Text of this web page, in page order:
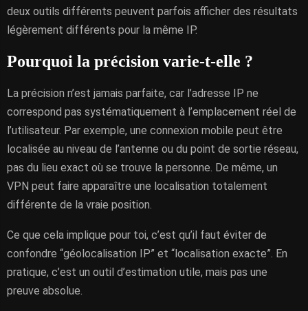
deux outils différents peuvent parfois afficher des résultats
légèrement différents pour la même IP.
Pourquoi la précision varie-t-elle ?
La précision n’est jamais parfaite, car l’adresse IP ne
correspond pas systématiquement à l’emplacement réel de
l’utilisateur. Par exemple, une connexion mobile peut être
localisée au niveau de l’antenne ou du point de sortie réseau,
pas du lieu exact où se trouve la personne. De même, un
VPN peut faire apparaître une localisation totalement
différente de la vraie position.
Ce que cela implique pour toi, c’est qu’il faut éviter de
confondre “géolocalisation IP” et “localisation exacte”. En
pratique, c’est un outil d’estimation utile, mais pas une
preuve absolue.